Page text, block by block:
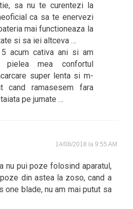
sa nu te curentezi la
ca sa te enervezi
mai functioneaza la
si sa iei altceva …
acum cativa ani si am
pielea mea confortul
super lenta si m-
cand ramasesem fara
pe jumate …
14/08/2018 la 9:55 AM
nu pui poze folosind aparatul,
din astea la zoso, cand a
one blade, nu am mai putut sa